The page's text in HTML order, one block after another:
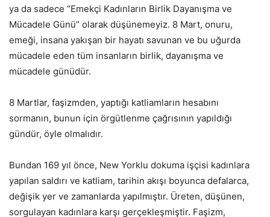
ya da sadece “Emekçi Kadınların Birlik Dayanışma ve
Mücadele Günü” olarak düşünemeyiz. 8 Mart, onuru,
emeği, insana yakışan bir hayatı savunan ve bu uğurda
mücadele eden tüm insanların birlik, dayanışma ve
mücadele günüdür.
8 Martlar, faşizmden, yaptığı katliamların hesabını
sormanın, bunun için örgütlenme çağrısının yapıldığı
gündür, öyle olmalıdır.
Bundan 169 yıl önce, New Yorklu dokuma işçisi kadınlara
yapılan saldırı ve katliam, tarihin akışı boyunca defalarca,
değişik yer ve zamanlarda yapılmıştır. Üreten, düşünen,
sorgulayan kadınlara karşı gerçekleşmiştir. Faşizm,